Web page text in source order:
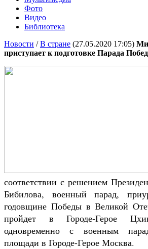
Фото
Видео
Библиотека
Новости /В стране (27.05.2020 17:05)
приступает к подготовке Парада
соответствии с решением
Бибилова, военный парад,
годовщине Победы в Великой
пройдет в Городе-Герое
одновременно с военным
площади в Городе-Герое Москва.